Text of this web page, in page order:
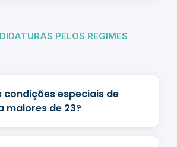
PELOS REGIMES
condições especiais de
maiores de 23?